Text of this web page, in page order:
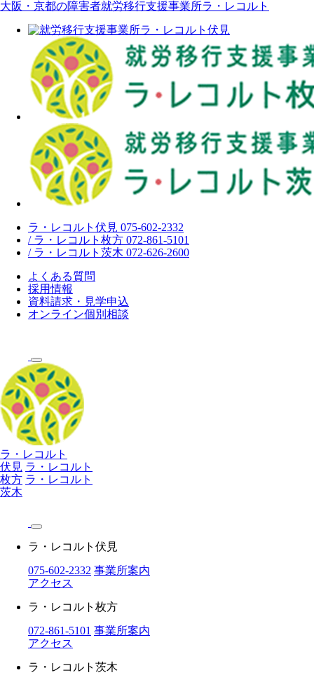
大阪・京都の障害者就労移行支援事業所ラ・レコルト
ラ・レコルト伏見 075-602-2332
/ ラ・レコルト枚方 072-861-5101
/ ラ・レコルト茨木 072-626-2600
よくある質問
採用情報
資料請求・見学申込
オンライン個別相談
ラ・レコルト
伏見 ラ・レコルト
枚方 ラ・レコルト
茨木
ラ・レコルト伏見
075-602-2332 事業所案内
アクセス
ラ・レコルト枚方
072-861-5101 事業所案内
アクセス
ラ・レコルト茨木